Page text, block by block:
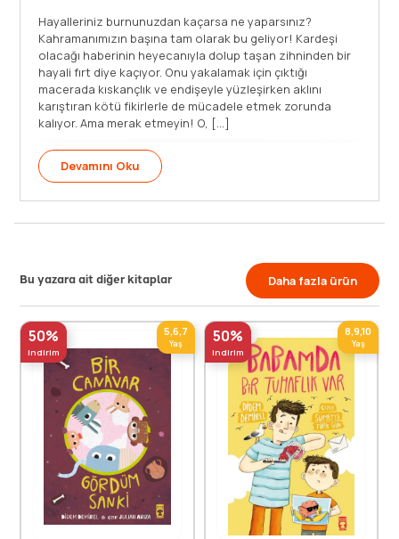
Hayalleriniz burnunuzdan kaçarsa ne yaparsınız?
Kahramanımızın başına tam olarak bu geliyor! Kardeşi
olacağı haberinin heyecanıyla dolup taşan zihninden bir
hayali fırt diye kaçıyor. Onu yakalamak için çıktığı
macerada kıskançlık ve endişeyle yüzleşirken aklını
karıştıran kötü fikirlerle de mücadele etmek zorunda
kalıyor. Ama merak etmeyin! O, [...]
Devamını Oku
Bu yazara ait diğer kitaplar Daha fazla ürün
50%
indirim
5,6,7
Yaş 50%
indirim
8,9,10
Yaş